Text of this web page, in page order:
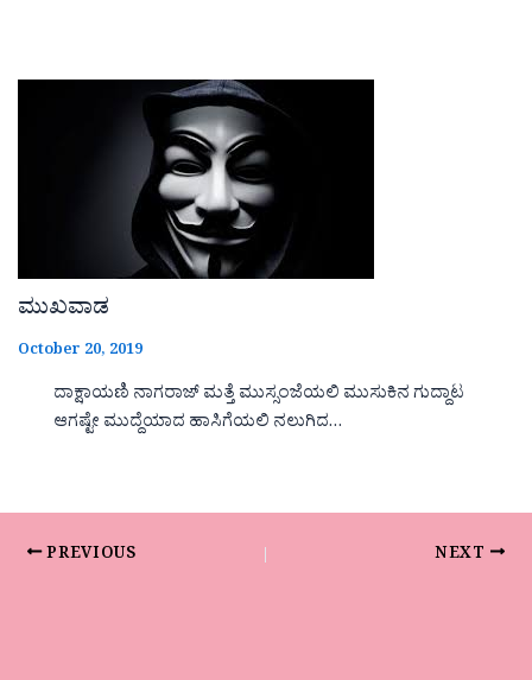
ಮುಖವಾಡ
October 20, 2019
ದಾಕ್ಷಾಯಣಿ ನಾಗರಾಜ್ ಮತ್ತೆ ಮುಸ್ಸಂಜೆಯಲಿ ಮುಸುಕಿನ ಗುದ್ದಾಟ
ಆಗಷ್ಟೇ ಮುದ್ದೆಯಾದ ಹಾಸಿಗೆಯಲಿ ನಲುಗಿದ…
PREVIOUS NEXT